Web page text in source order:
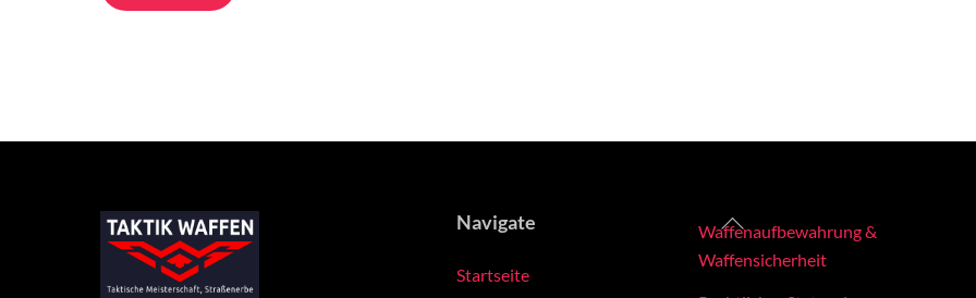
Back
Navigate
Startseite
Waffenaufbewahrung &
Waffensicherheit